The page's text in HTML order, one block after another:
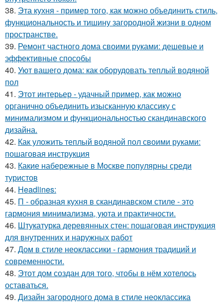
38. Эта кухня - пример того, как можно объединить стиль,
функциональность и тишину загородной жизни в одном
пространстве.
39. Ремонт частного дома своими руками: дешевые и
эффективные способы
40. Уют вашего дома: как оборудовать теплый водяной
пол
41. Этот интерьер - удачный пример, как можно
органично объединить изысканную классику с
минимализмом и функциональностью скандинавского
дизайна.
42. Как уложить теплый водяной пол своими руками:
пошаговая инструкция
43. Какие набережные в Москве популярны среди
туристов
44. Headlines:
45. П - образная кухня в скандинавском стиле - это
гармония минимализма, уюта и практичности.
46. Штукатурка деревянных стен: пошаговая инструкция
для внутренних и наружных работ
47. Дом в стиле неоклассики - гармония традиций и
современности.
48. Этот дом создан для того, чтобы в нём хотелось
оставаться.
49. Дизайн загородного дома в стиле неоклассика